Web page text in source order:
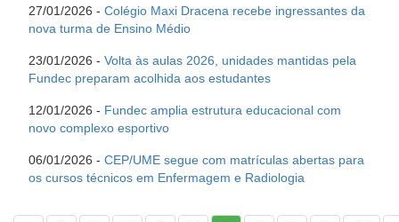
27/01/2026 - Colégio Maxi Dracena recebe ingressantes da
nova turma de Ensino Médio
23/01/2026 - Volta às aulas 2026, unidades mantidas pela
Fundec preparam acolhida aos estudantes
12/01/2026 - Fundec amplia estrutura educacional com
novo complexo esportivo
06/01/2026 - CEP/UME segue com matrículas abertas para
os cursos técnicos em Enfermagem e Radiologia